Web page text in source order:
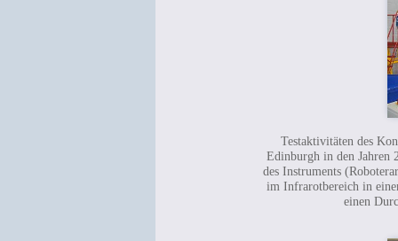
Testaktivitäten des
Edinburgh in den Jahren
des Instruments
im Infrarotbereich in
einen